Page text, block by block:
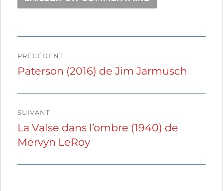
de
PRÉCÉDENT
Publication
Paterson (2016) de Jim Jarmusch
SUIVANT
Publication
suivante :
La Valse dans l’ombre (1940) de
Mervyn LeRoy